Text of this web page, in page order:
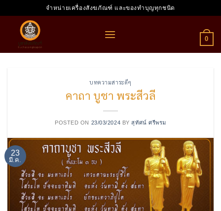
to
content
จำหน่ายเครื่องสังฆภัณฑ์ และของทำบุญทุกชนิด
0
บทความสาระดีๆ
คาถา บูชา พระสีวลี
POSTED ON 23/03/2024 BYสุทัศน์ ศรีพรม
23
มี.ค.